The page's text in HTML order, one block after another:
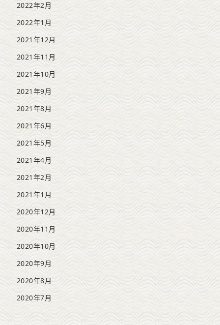
2022年2月
2022年1月
2021年12月
2021年11月
2021年10月
2021年9月
2021年8月
2021年6月
2021年5月
2021年4月
2021年2月
2021年1月
2020年12月
2020年11月
2020年10月
2020年9月
2020年8月
2020年7月